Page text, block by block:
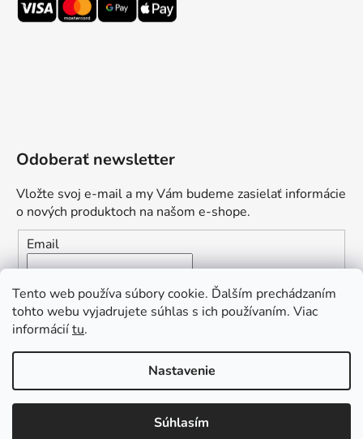
Tento web používa súbory cookie. Ďalším prechádzaním
tohto webu vyjadrujete súhlas s ich používaním. Viac
informáciítu.
Nastavenie
Súhlasím
: Zaplaťte vopred a získajte
Odoberať newsletter
Vložte svoj e-mail a my Vám budeme zasielať informácie
o nových produktoch na našom e-shope.
Email
Vložením e-mailu súhlasíte s
podmienkami ochrany
osobných údajov
Vytvoril Shoptet Premium
môžem pomôcť?“